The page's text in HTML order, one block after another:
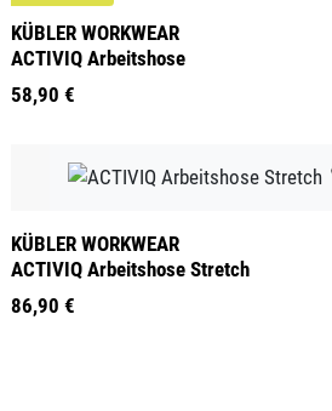
KÜBLER WORKWEAR
ACTIVIQ Arbeitshose
58,90 €
KÜBLER WORKWEAR
ACTIVIQ Arbeitshose Stretch
86,90 €